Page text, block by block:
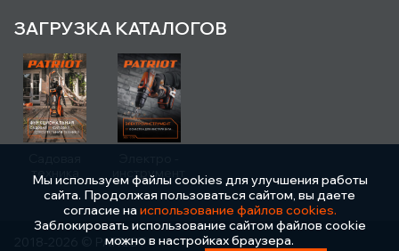
ЗАГРУЗКА КАТАЛОГОВ
техника
инструмент
2018-2026 © PATRIOT
Мы используем файлы cookies для улучшения работы
сайта. Продолжая пользоваться сайтом, вы даете
согласие на использование файлов cookies.
Заблокировать использование сайтом файлов cookie
можно в настройках браузера.